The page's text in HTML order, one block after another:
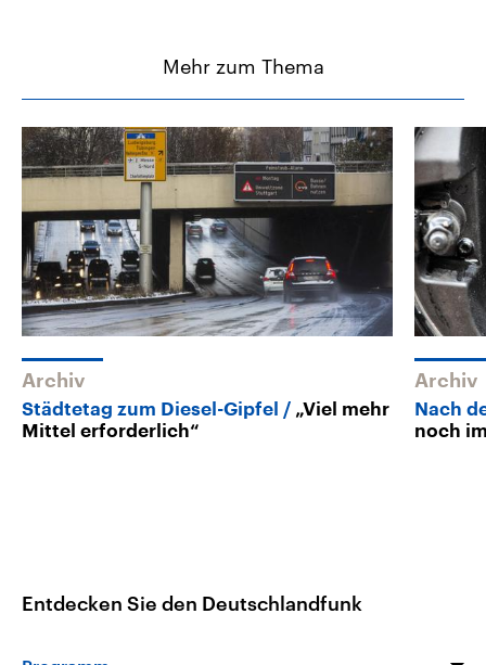
Mehr zum Thema
Archiv
Städtetag zum Diesel-Gipfel
„Viel mehr
Mittel erforderlich“
Archiv
Nach
noch
Entdecken Sie den Deutschlandfunk